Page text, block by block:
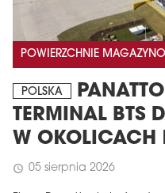
POWIERZCHNIE
POLSKA
TERMINAL BTS
W OKOLICACH
schedule 05 sierpnia 2026